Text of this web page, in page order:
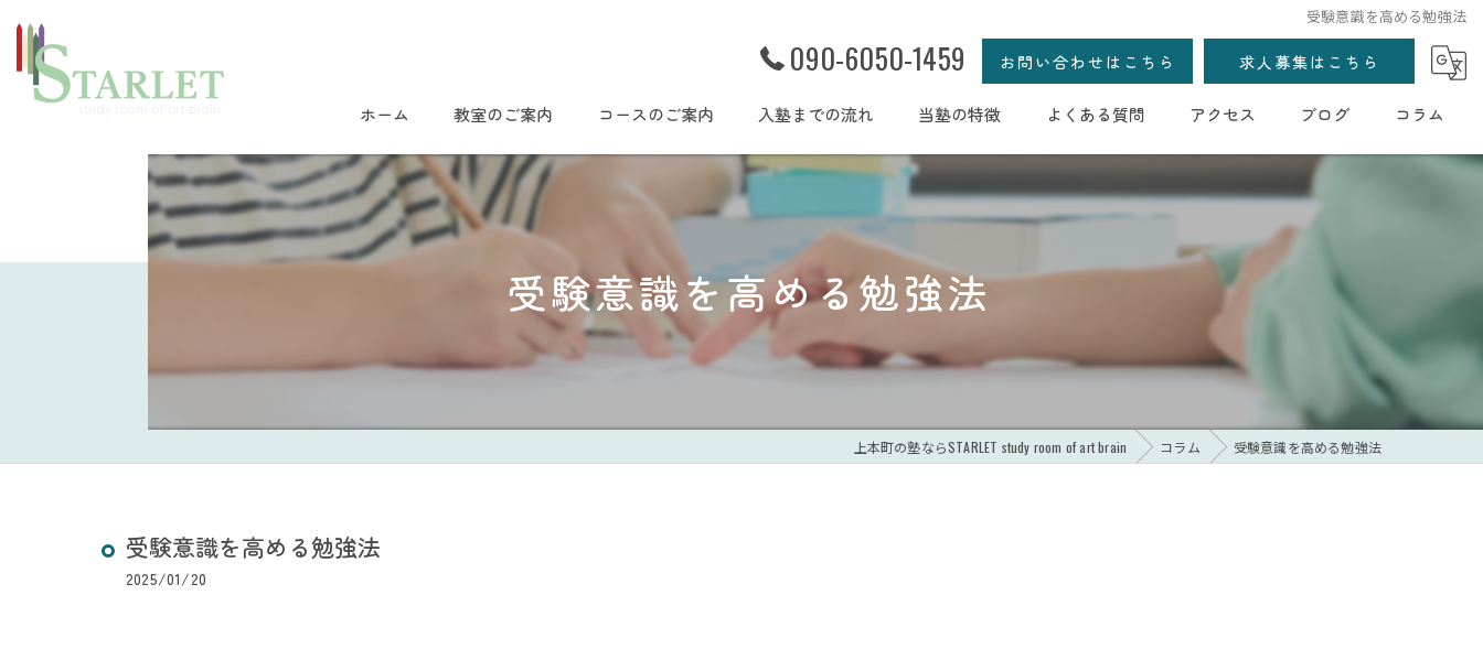
受験意識を高める勉強法
090-6050-1459 お問い合わせはこちら 求人募集はこちら
ホーム 教室のご案内 コースのご案内 入塾までの流れ 当塾の特徴
集団個別
よくある質問 アクセス ブログ コラム
受験意識を高める勉強法
上本町の塾ならSTARLET study room of art brain コラム 受験意識を高める勉強法
受験意識を高める勉強法
2025/01/20